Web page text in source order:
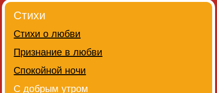
Стихи
Стихи о любви
Признание в любви
Спокойной ночи
С добрым утром